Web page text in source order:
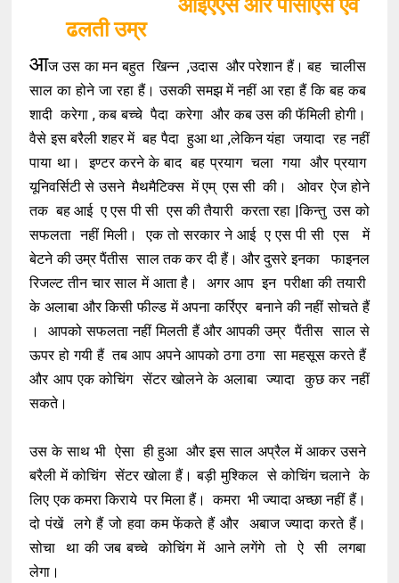
आईएएस और पीसीएस एवं
ढलती उम्र
आज उस का मन बहुत खिन्न ,उदास और परेशान हैं। बह चालीस
साल का होने जा रहा हैं। उसकी समझ में नहीं आ रहा हैं कि बह कब
शादी करेगा , कब बच्चे पैदा करेगा और कब उस की फॅमिली होगी।
वैसे इस बरैली शहर में बह पैदा हुआ था ,लेकिन यंहा जयादा रह नहीं
पाया था। इण्टर करने के बाद बह प्रयाग चला गया और प्रयाग
यूनिवर्सिटी से उसने मैथमैटिक्स में एम् एस सी की। ओवर ऐज होने
तक बह आई ए एस पी सी एस की तैयारी करता रहा |किन्तु उस को
सफलता नहीं मिली। एक तो सरकार ने आई ए एस पी सी एस में
बेटने की उम्र पैंतीस साल तक कर दी हैं। और दुसरे इनका फाइनल
रिजल्ट तीन चार साल में आता है। अगर आप इन परीक्षा की तयारी
के अलाबा और किसी फील्ड में अपना कर्रिएर बनाने की नहीं सोचते हैं
। आपको सफलता नहीं मिलती हैं और आपकी उम्र पैंतीस साल से
ऊपर हो गयी हैं तब आप अपने आपको ठगा ठगा सा महसूस करते हैं
और आप एक कोचिंग सेंटर खोलने के अलाबा ज्यादा कुछ कर नहीं
सकते।
उस के साथ भी ऐसा ही हुआ और इस साल अप्रैल में आकर उसने
बरैली में कोचिंग सेंटर खोला हैं। बड़ी मुश्किल से कोचिंग चलाने के
लिए एक कमरा किराये पर मिला हैं। कमरा भी ज्यादा अच्छा नहीं हैं।
दो पंखें लगे हैं जो हवा कम फेंकते हैं और अबाज ज्यादा करते हैं।
सोचा था की जब बच्चे कोचिंग में आने लगेंगे तो ऐ सी लगबा
लेगा।